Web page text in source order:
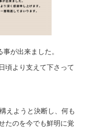
が出来ました。
頃より支えて下さって
えようと決断し、何も
たのを今でも鮮明に覚